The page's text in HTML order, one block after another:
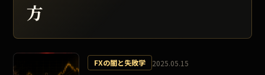
方
FXの闇と失敗学 2025.05.15